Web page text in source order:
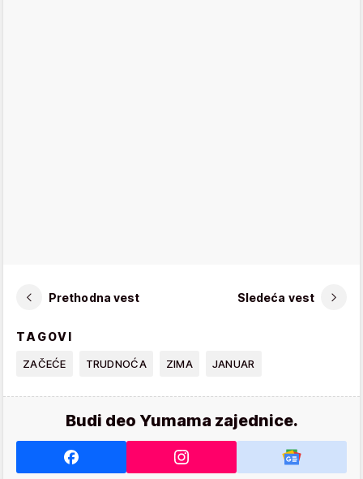
Prethodna vest Sledeća vest
TAGOVI
ZAČEĆE TRUDNOĆA ZIMA JANUAR
Budi deo Yumama zajednice.